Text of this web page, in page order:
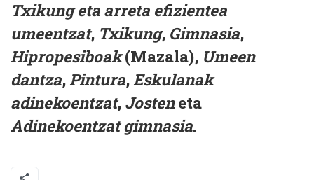
Txikung eta arreta efizientea
umeentzat, Txikung, Gimnasia,
Hipropesiboak(Mazala), Umeen
dantza,Pintura,Eskulanak
adinekoentzat, Josteneta
Adinekoentzat gimnasia.